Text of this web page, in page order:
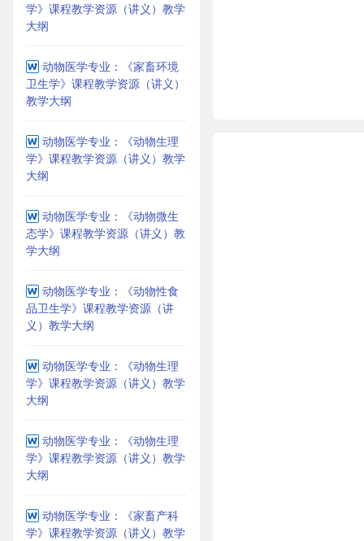
学》课程教学资源（讲义）教学
大纲
动物医学专业：《家畜环境
卫生学》课程教学资源（讲义）
教学大纲
动物医学专业：《动物生理
学》课程教学资源（讲义）教学
大纲
动物医学专业：《动物微生
态学》课程教学资源（讲义）教
学大纲
动物医学专业：《动物性食
品卫生学》课程教学资源（讲
义）教学大纲
动物医学专业：《动物生理
学》课程教学资源（讲义）教学
大纲
动物医学专业：《动物生理
学》课程教学资源（讲义）教学
大纲
动物医学专业：《家畜产科
学》课程教学资源（讲义）教学